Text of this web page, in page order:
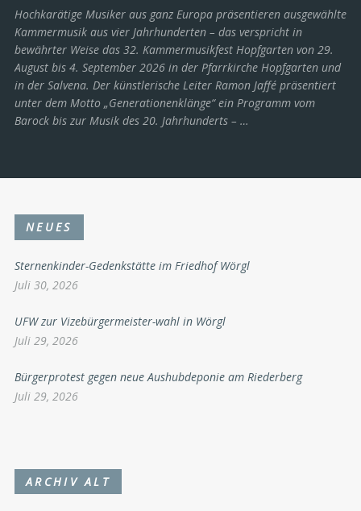
Hochkarätige Musiker aus ganz Europa präsentieren ausgewählte
Kammermusik aus vier Jahrhunderten – das verspricht in
bewährter Weise das 32. Kammermusikfest Hopfgarten von 29.
August bis 4. September 2026 in der Pfarrkirche Hopfgarten und
in der Salvena. Der künstlerische Leiter Ramon Jaffé präsentiert
unter dem Motto „Generationenklänge“ ein Programm vom
Barock bis zur Musik des 20. Jahrhunderts ­– …
NEUES
Sternenkinder-Gedenkstätte im Friedhof Wörgl
Juli 30, 2026
UFW zur Vizebürgermeister-wahl in Wörgl
Juli 29, 2026
Bürgerprotest gegen neue Aushubdeponie am Riederberg
Juli 29, 2026
ARCHIV ALT